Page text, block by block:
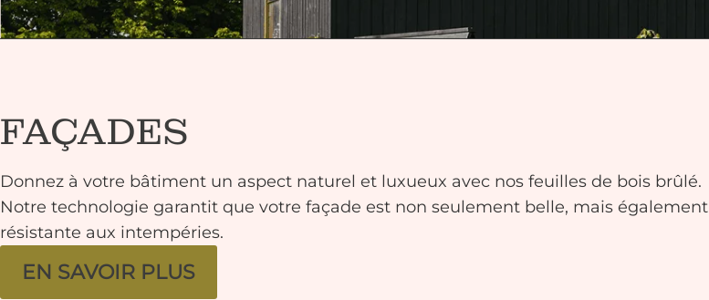
FAÇADES
Donnez à votre bâtiment un aspect naturel et luxueux avec nos feuilles de bois brûlé.
Notre technologie garantit que votre façade est non seulement belle, mais également
résistante aux intempéries.
EN SAVOIR PLUS